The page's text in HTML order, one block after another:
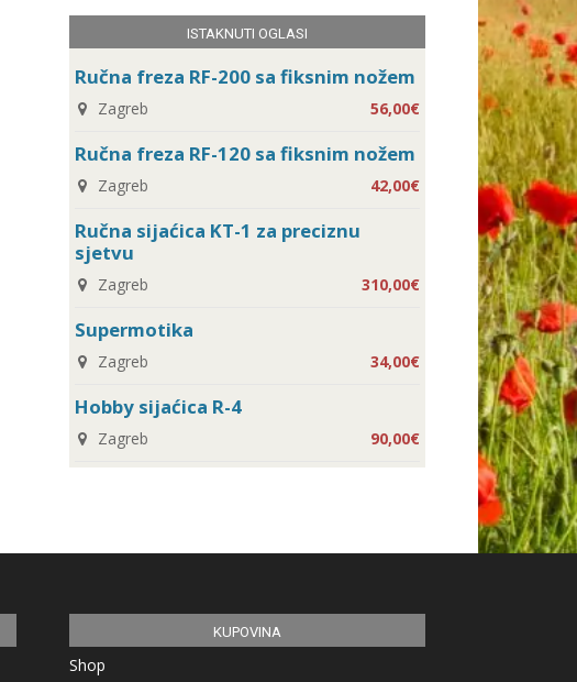
ISTAKNUTI OGLASI
Ručna freza RF-200 sa fiksnim nožem
Zagreb 56,00€
Ručna freza RF-120 sa fiksnim nožem
Zagreb 42,00€
Ručna sijaćica KT-1 za preciznu
sjetvu
Zagreb 310,00€
Supermotika
Zagreb 34,00€
Hobby sijaćica R-4
Zagreb 90,00€
KUPOVINA
Shop